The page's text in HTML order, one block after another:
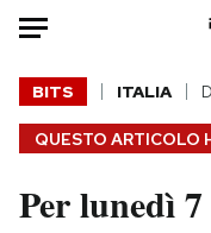
HOME
Italia
QUESTO ARTICOLO
BITS ITALIA
Per lunedì